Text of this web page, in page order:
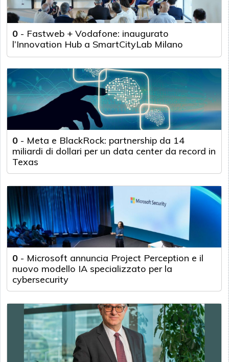
0 - Fastweb + Vodafone: inaugurato
l’Innovation Hub a SmartCityLab Milano
0 - Meta e BlackRock: partnership da 14
miliardi di dollari per un data center da record in
Texas
0 - Microsoft annuncia Project Perception e il
nuovo modello IA specializzato per la
cybersecurity